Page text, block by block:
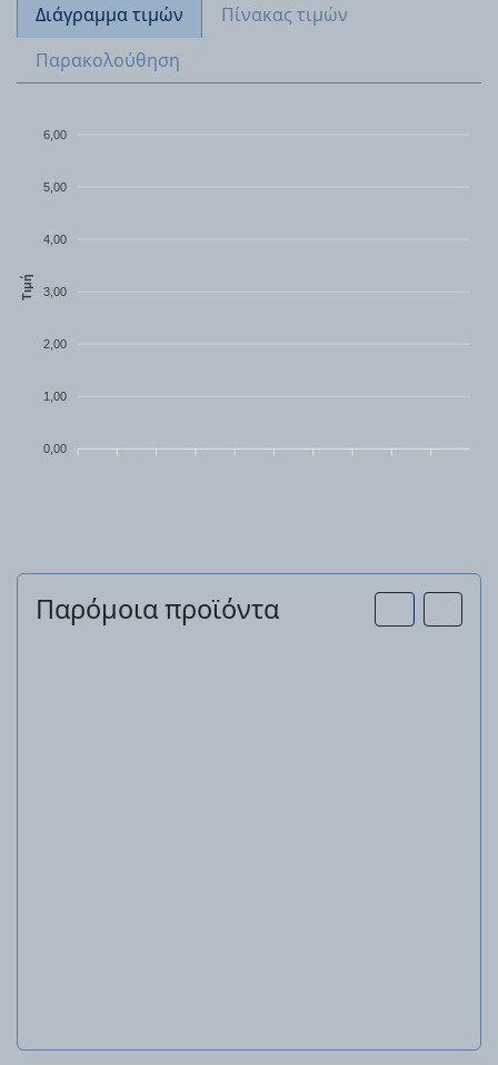
Διάγραμμα τιμών
Πίνακας τιμών
Παρακολούθηση
6,00
5,00
4,00
3,00
2,00
1,00
0,00
Τιμή
Παρόμοια προϊόντα